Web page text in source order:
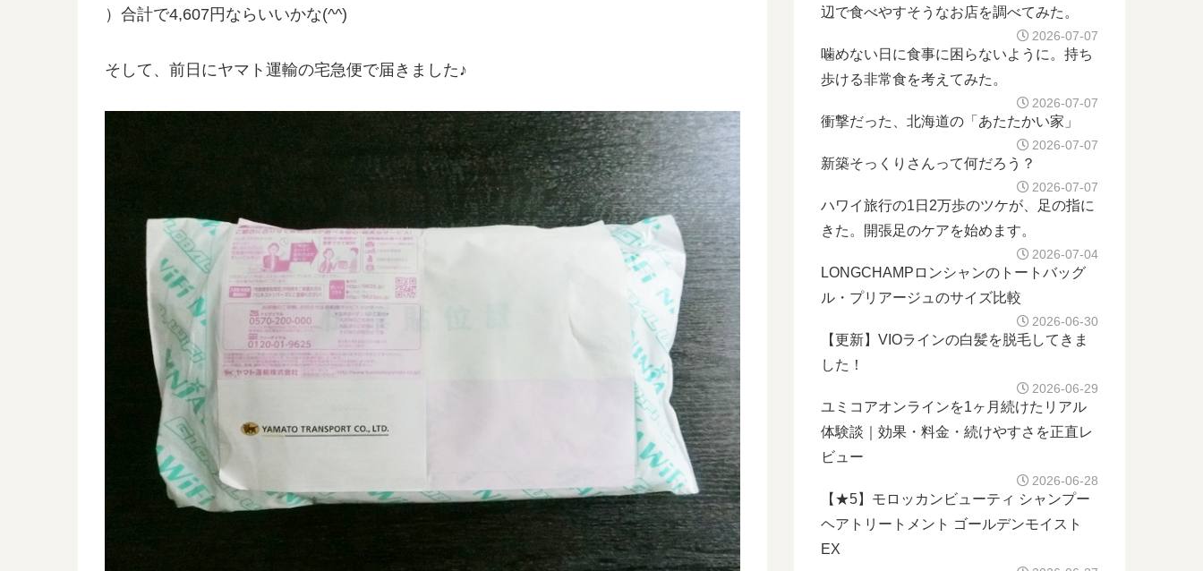
）合計で4,607円ならいいかな(^^)
そして、前日にヤマト運輸の宅急便で届きました♪
辺で食べやすそうなお店を調べてみた。
2026-07-07
噛めない日に食事に困らないように。持ち
歩ける非常食を考えてみた。
2026-07-07
衝撃だった、北海道の「あたたかい家」
2026-07-07
新築そっくりさんって何だろう？
2026-07-07
ハワイ旅行の1日2万歩のツケが、足の指に
きた。開張足のケアを始めます。
2026-07-04
LONGCHAMPロンシャンのトートバッグ
ル・プリアージュのサイズ比較
2026-06-30
【更新】VIOラインの白髪を脱毛してきま
した！
2026-06-29
ユミコアオンラインを1ヶ月続けたリアル
体験談｜効果・料金・続けやすさを正直レ
ビュー
2026-06-28
【★5】モロッカンビューティ シャンプー
ヘアトリートメント ゴールデンモイスト
EX